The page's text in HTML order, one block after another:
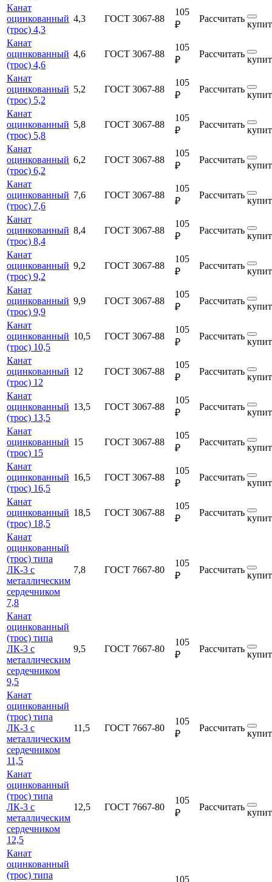
Канат
оцинкованный
(трос) 4,3
4,3 ГОСТ 3067-88
105
₽
Рассчитать
Канат
оцинкованный
(трос) 4,6
4,6 ГОСТ 3067-88
105
₽
Рассчитать
Канат
оцинкованный
(трос) 5,2
5,2 ГОСТ 3067-88
105
₽
Рассчитать
Канат
оцинкованный
(трос) 5,8
5,8 ГОСТ 3067-88
105
₽
Рассчитать
Канат
оцинкованный
(трос) 6,2
6,2 ГОСТ 3067-88
105
₽
Рассчитать
Канат
оцинкованный
(трос) 7,6
7,6 ГОСТ 3067-88
105
₽
Рассчитать
Канат
оцинкованный
(трос) 8,4
8,4 ГОСТ 3067-88
105
₽
Рассчитать
Канат
оцинкованный
(трос) 9,2
9,2 ГОСТ 3067-88
105
₽
Рассчитать
Канат
оцинкованный
(трос) 9,9
9,9 ГОСТ 3067-88
105
₽
Рассчитать
Канат
оцинкованный
(трос) 10,5
10,5 ГОСТ 3067-88
105
₽
Рассчитать
Канат
оцинкованный
(трос) 12
12 ГОСТ 3067-88
105
₽
Рассчитать
Канат
оцинкованный
(трос) 13,5
13,5 ГОСТ 3067-88
105
₽
Рассчитать
Канат
оцинкованный
(трос) 15
15 ГОСТ 3067-88
105
₽
Рассчитать
Канат
оцинкованный
(трос) 16,5
16,5 ГОСТ 3067-88
105
₽
Рассчитать
Канат
оцинкованный
(трос) 18,5
18,5 ГОСТ 3067-88
105
₽
Рассчитать
Канат
оцинкованный
(трос) типа
ЛК-3 с
металлическим
сердечником
7,8
7,8 ГОСТ 7667-80
105
₽
Рассчитать
Канат
оцинкованный
(трос) типа
ЛК-3 с
металлическим
сердечником
9,5
9,5 ГОСТ 7667-80
105
₽
Рассчитать
Канат
оцинкованный
(трос) типа
ЛК-3 с
металлическим
сердечником
11,5
11,5 ГОСТ 7667-80
105
₽
Рассчитать
Канат
оцинкованный
(трос) типа
ЛК-3 с
металлическим
сердечником
12,5
12,5 ГОСТ 7667-80
105
₽
Рассчитать
Канат
оцинкованный
(трос) типа
105